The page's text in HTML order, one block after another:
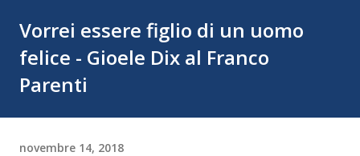
Vorrei essere figlio di un uomo
felice - Gioele Dix al Franco
Parenti
novembre 14, 2018